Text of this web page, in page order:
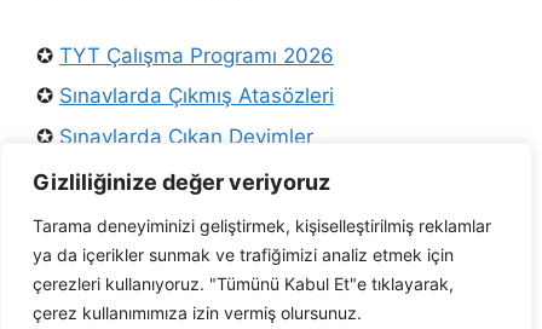
Gizliliğinize değer veriyoruz
Tarama deneyiminizi geliştirmek, kişiselleştirilmiş reklamlar
ya da içerikler sunmak ve trafiğimizi analiz etmek için
çerezleri kullanıyoruz. "Tümünü Kabul Et"e tıklayarak,
çerez kullanımımıza izin vermiş olursunuz.
✪ TYT Çalışma Programı 2026
✪ Sınavlarda Çıkmış Atasözleri
✪ Sınavlarda Çıkan Deyimler
✪Osmanlı Padişahları
✪KPSS Türkçe Konuları
✪Ders Arşivi Twitter
✪ AÖF Tarih Notları